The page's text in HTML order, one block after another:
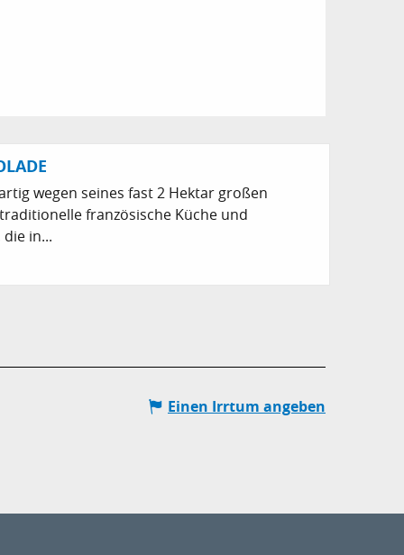
wegen seines fast 2 Hektar großen
französische Küche und
in...
Einen Irrtum angeben